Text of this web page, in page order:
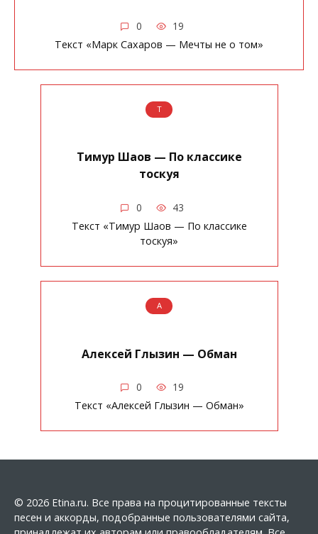
0
19
Текст «Марк Сахаров — Мечты не о том»
Т
Тимур Шаов — По классике
тоскуя
0
43
Текст «Тимур Шаов — По классике
тоскуя»
А
Алексей Глызин — Обман
0
19
Текст «Алексей Глызин — Обман»
© 2026 Etina.ru. Все права на процитированные тексты
песен и аккорды, подобранные пользователями сайта,